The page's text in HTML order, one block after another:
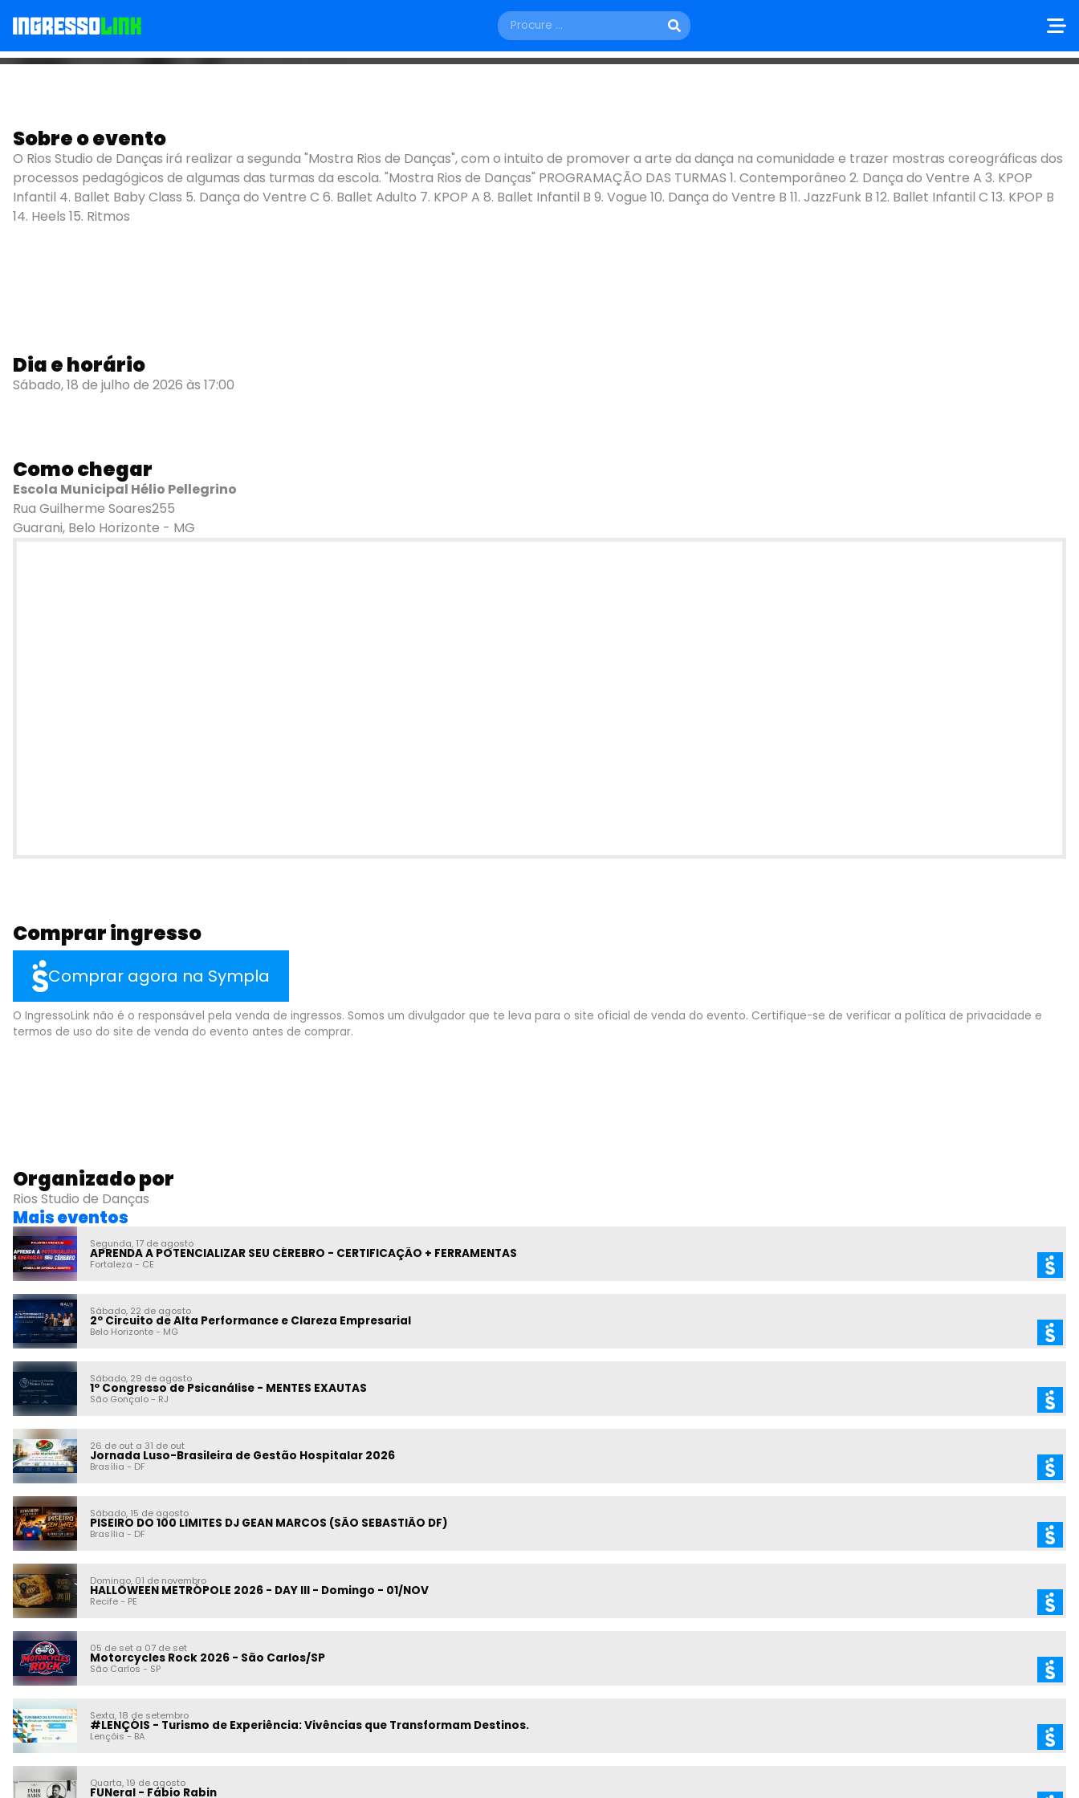
Mostra Rios de Danças 2026
Belo Horizonte - MG
Sobre o evento
O Rios Studio de Danças irá realizar a segunda "Mostra Rios de Danças", com o intuito de promover a arte da dança na comunidade e trazer mostras coreográficas dos
processos pedagógicos de algumas das turmas da escola. "Mostra Rios de Danças" PROGRAMAÇÃO DAS TURMAS 1. Contemporâneo 2. Dança do Ventre A 3. KPOP
Infantil 4. Ballet Baby Class 5. Dança do Ventre C 6. Ballet Adulto 7. KPOP A 8. Ballet Infantil B 9. Vogue 10. Dança do Ventre B 11. JazzFunk B 12. Ballet Infantil C 13. KPOP B
14. Heels 15. Ritmos
Dia e horário
Sábado, 18 de julho de 2026 às 17:00
Como chegar
Escola Municipal Hélio Pellegrino
Rua Guilherme Soares255
Guarani, Belo Horizonte - MG
Comprar ingresso
Comprar agora na Sympla
O IngressoLink não é o responsável pela venda de ingressos. Somos um divulgador que te leva para o site oficial de venda do evento. Certifique-se de verificar a política de privacidade e
termos de uso do site de venda do evento antes de comprar.
Organizado por
Rios Studio de Danças
Mais eventos
Segunda, 17 de agosto
APRENDA A POTENCIALIZAR SEU CÉREBRO - CERTIFICAÇÃO + FERRAMENTAS
Fortaleza - CE
Sábado, 22 de agosto
2º Circuito de Alta Performance e Clareza Empresarial
Belo Horizonte- MG
Sábado, 29 de agosto
1º Congresso de Psicanálise - MENTES EXAUTAS
São Gonçalo- RJ
26 de out a 31 de out
Jornada Luso-Brasileira de Gestão Hospitalar 2026
Brasília - DF
Sábado, 15 de agosto
PISEIRO DO 100 LIMITES DJ GEAN MARCOS (SÃO SEBASTIÃO DF)
Brasília - DF
Domingo, 01 de novembro
HALLOWEEN METRÓPOLE 2026 - DAY III - Domingo - 01/NOV
Recife- PE
05 de set a 07 de set
Motorcycles Rock 2026 - São Carlos/SP
São Carlos - SP
Sexta, 18 de setembro
#LENÇÓIS - Turismo de Experiência: Vivências que Transformam Destinos.
Lençóis- BA
Quarta, 19 de agosto
FUNeral - Fábio Rabin